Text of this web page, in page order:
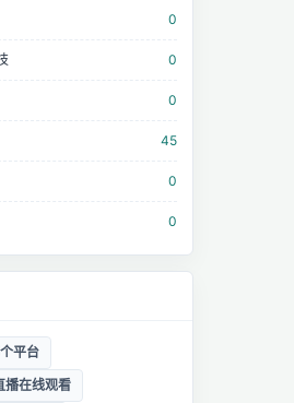
0
0
0
45
0
0
平台
播在线观看